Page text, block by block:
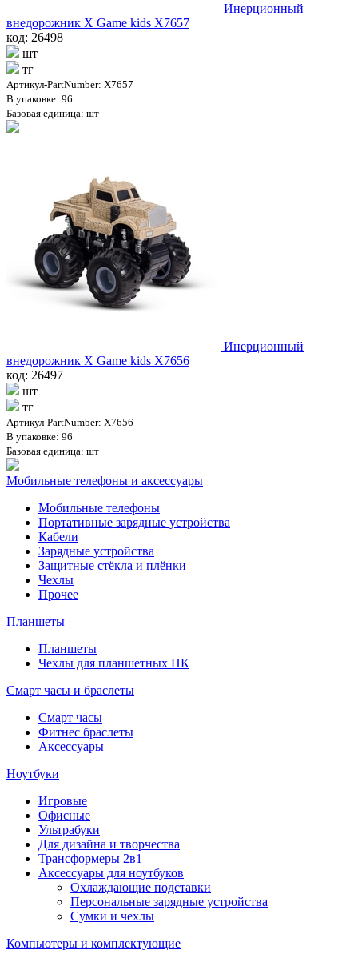
Инерционный
внедорожник X Game kids X7657
код: 26498
шт
тг
Артикул-PartNumber: X7657
В упаковке: 96
Базовая единица: шт
Инерционный
внедорожник X Game kids X7656
код: 26497
шт
тг
Артикул-PartNumber: X7656
В упаковке: 96
Базовая единица: шт
Мобильные телефоны и аксессуары
Мобильные телефоны
Портативные зарядные устройства
Кабели
Зарядные устройства
Защитные стёкла и плёнки
Чехлы
Прочее
Планшеты
Планшеты
Чехлы для планшетных ПК
Смарт часы и браслеты
Смарт часы
Фитнес браслеты
Аксессуары
Ноутбуки
Игровые
Офисные
Ультрабуки
Для дизайна и творчества
Трансформеры 2в1
Аксессуары для ноутбуков
Охлаждающие подставки
Персональные зарядные устройства
Сумки и чехлы
Компьютеры и комплектующие